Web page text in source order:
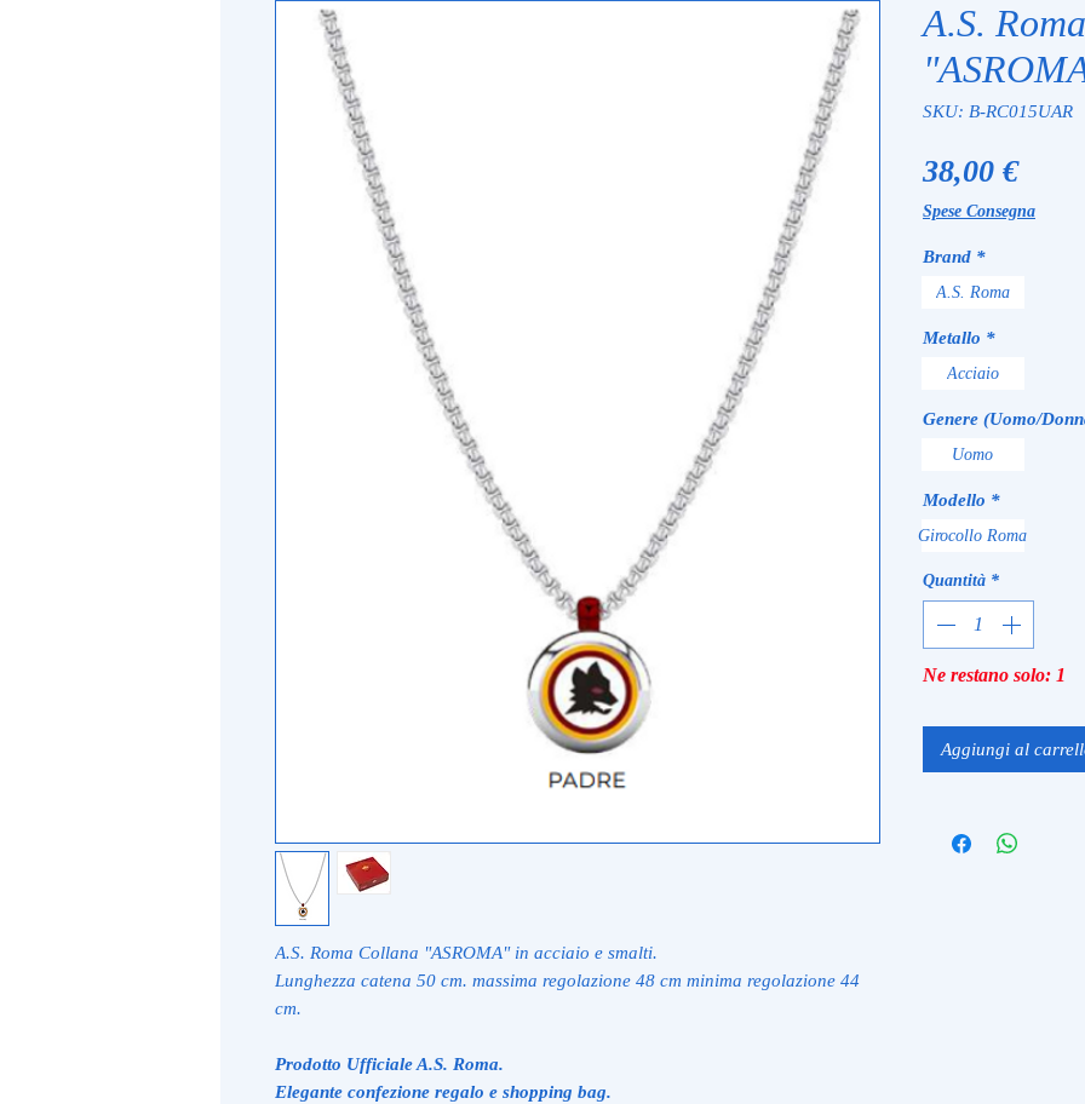
A.S. Roma Collana "ASROMA" in acciaio e smalti.
Lunghezza catena 50 cm. massima regolazione 48 cm minima regolazione 44
cm.
Prodotto Ufficiale A.S. Roma.
Elegante confezione regalo e shopping bag.
A.S.
SKU: B-RC015UAR
38,00 €
Spese Consegna
Brand *
A.S. Roma
Metallo *
Acciaio
Genere (Uomo/
Uomo
Modello *
Girocollo Roma
Quantità *
Ne restano solo: 1
Aggiungi al